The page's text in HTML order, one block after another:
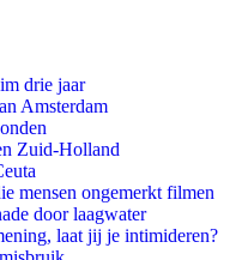
drie jaar
Amsterdam
Zuid-Holland
mensen ongemerkt filmen
door laagwater
laat jij je intimideren?